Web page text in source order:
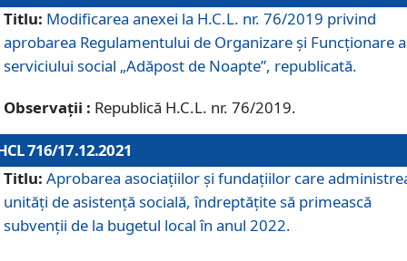
Titlu: Modificarea anexei la H.C.L. nr. 76/2019 privind
aprobarea Regulamentului de Organizare şi Funcționare
serviciului social „Adăpost de Noapte”, republicată.
Observații : Republică H.C.L. nr. 76/2019.
716/17.12.2021
Titlu: Aprobarea asociaţiilor şi fundaţiilor care
unităţi de asistenţă socială, îndreptăţite să primească
subvenţii de la bugetul local în anul 2022.